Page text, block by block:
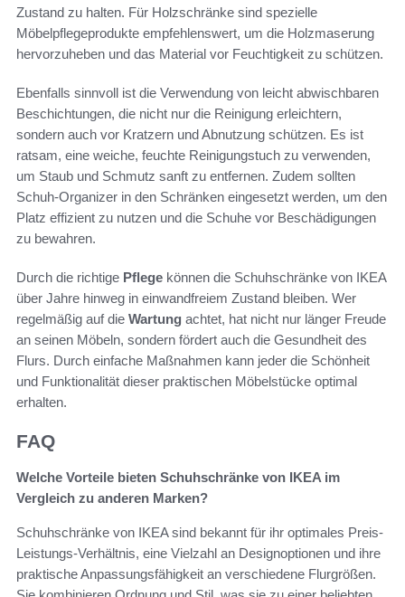
Zustand zu halten. Für Holzschränke sind spezielle
Möbelpflegeprodukte empfehlenswert, um die Holzmaserung
hervorzuheben und das Material vor Feuchtigkeit zu schützen.
Ebenfalls sinnvoll ist die Verwendung von leicht abwischbaren
Beschichtungen, die nicht nur die Reinigung erleichtern,
sondern auch vor Kratzern und Abnutzung schützen. Es ist
ratsam, eine weiche, feuchte Reinigungstuch zu verwenden,
um Staub und Schmutz sanft zu entfernen. Zudem sollten
Schuh-Organizer in den Schränken eingesetzt werden, um den
Platz effizient zu nutzen und die Schuhe vor Beschädigungen
zu bewahren.
Durch die richtige Pflege können die Schuhschränke von IKEA
über Jahre hinweg in einwandfreiem Zustand bleiben. Wer
regelmäßig auf die Wartung achtet, hat nicht nur länger Freude
an seinen Möbeln, sondern fördert auch die Gesundheit des
Flurs. Durch einfache Maßnahmen kann jeder die Schönheit
und Funktionalität dieser praktischen Möbelstücke optimal
erhalten.
FAQ
Welche Vorteile bieten Schuhschränke von IKEA im
Vergleich zu anderen Marken?
Schuhschränke von IKEA sind bekannt für ihr optimales Preis-
Leistungs-Verhältnis, eine Vielzahl an Designoptionen und ihre
praktische Anpassungsfähigkeit an verschiedene Flurgrößen.